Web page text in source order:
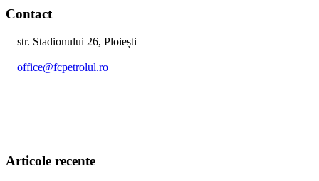
Contact
str. Stadionului 26, Ploiești
office@fcpetrolul.ro
Articole recente